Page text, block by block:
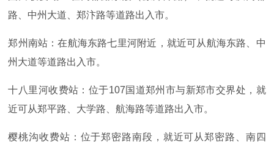
路、中州大道、郑汴路等道路出入市。
郑州南站：在航海东路七里河附近，就近可从航海东路、中
州大道等道路出入市。
十八里河收费站：位于107国道郑州市与新郑市交界处，就
近可从郑平路、大学路、航海路等道路出入市。
樱桃沟收费站：位于郑密路南段，就近可从郑密路、南四